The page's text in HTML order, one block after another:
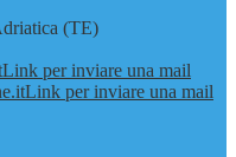
(TE)
Link per inviare una mail
Link per inviare una mail